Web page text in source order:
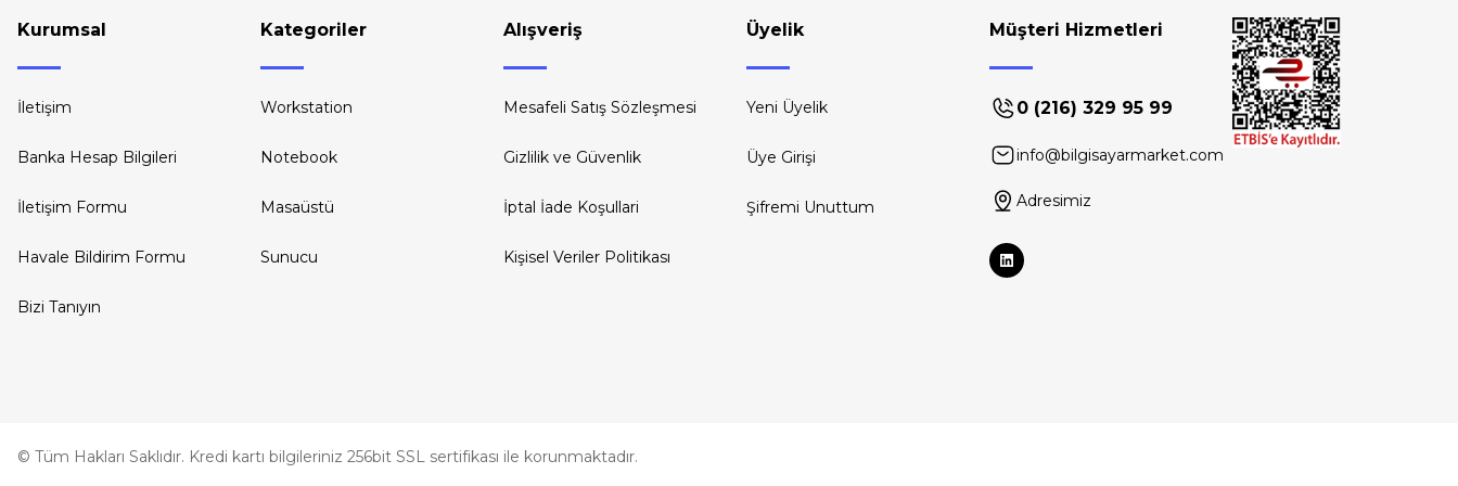
Kurumsal
İletişim
Banka Hesap Bilgileri
İletişim Formu
Havale Bildirim Formu
Bizi Tanıyın
Kategoriler
Workstation
Notebook
Masaüstü
Sunucu
Alışveriş
Mesafeli Satış Sözleşmesi
Gizlilik ve Güvenlik
İptal İade Koşullari
Kişisel Veriler Politikası
Üyelik
Yeni Üyelik
Üye Girişi
Şifremi Unuttum
Müşteri Hizmetleri
0 (216) 329 95 99
info@bilgisayarmarket.com
Adresimiz
© Tüm Hakları Saklıdır. Kredi kartı bilgileriniz 256bit SSL sertifikası ile korunmaktadır.